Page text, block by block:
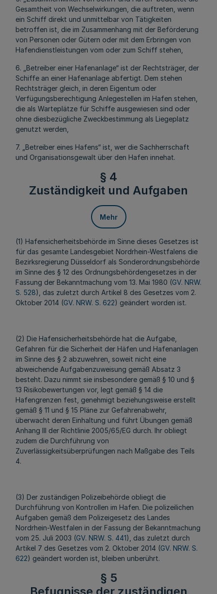
Gesamtheit von Wechselwirkungen, die auftreten, wenn
ein Schiff direkt und unmittelbar von Tätigkeiten
betroffen ist, die im Zusammenhang mit der Beförderung
von Personen oder Gütern oder mit dem Erbringen von
Hafendienstleistungen vom oder zum Schiff stehen,
6. „Betreiber einer Hafenanlage“ ist der Rechtsträger, der
Schiffe an einer Hafenanlage abfertigt. Dem stehen
Rechtsträger gleich, in deren Eigentum oder
Verfügungsberechtigung Anlegestellen im Hafen stehen,
die als Warteplätze für Schiffe ausgewiesen sind oder
ohne diesbezügliche Zweckbestimmung als Liegeplatz
genutzt werden,
7. „Betreiber eines Hafens“ ist, wer die Sachherrschaft
und Organisationsgewalt über den Hafen innehat.
§ 4
Zuständigkeit und Aufgaben
Mehr
(1) Hafensicherheitsbehörde im Sinne dieses Gesetzes ist
für das gesamte Landesgebiet Nordrhein-Westfalens die
Bezirksregierung Düsseldorf als Sonderordnungsbehörde
im Sinne des § 12 des Ordnungsbehördengesetzes in der
Fassung der Bekanntmachung vom 13. Mai 1980 (GV. NRW.
S. 528), das zuletzt durch Artikel 8 des Gesetzes vom 2.
Oktober 2014 (GV. NRW. S. 622) geändert worden ist.
(2) Die Hafensicherheitsbehörde hat die Aufgabe,
Gefahren für die Sicherheit der Häfen und Hafenanlagen
im Sinne des § 2 abzuwehren, soweit nicht eine
abweichende Aufgabenzuweisung gemäß Absatz 3
besteht. Dazu nimmt sie insbesondere gemäß § 10 und §
13 Risikobewertungen vor, legt gemäß § 14 die
Hafengrenzen fest, genehmigt beziehungsweise erstellt
gemäß § 11 und § 15 Pläne zur Gefahrenabwehr,
überwacht deren Einhaltung und führt Übungen gemäß
Anhang III der Richtlinie 2005/65/EG durch. Ihr obliegt
zudem die Durchführung von
Zuverlässigkeitsüberprüfungen nach Maßgabe des Teils
4.
(3) Der zuständigen Polizeibehörde obliegt die
Durchführung von Kontrollen im Hafen. Die polizeilichen
Aufgaben gemäß dem Polizeigesetz des Landes
Nordrhein-Westfalen in der Fassung der Bekanntmachung
vom 25. Juli 2003 (GV. NRW. S. 441), das zuletzt durch
Artikel 7 des Gesetzes vom 2. Oktober 2014 (GV. NRW. S.
622) geändert worden ist, bleiben unberührt.
§ 5